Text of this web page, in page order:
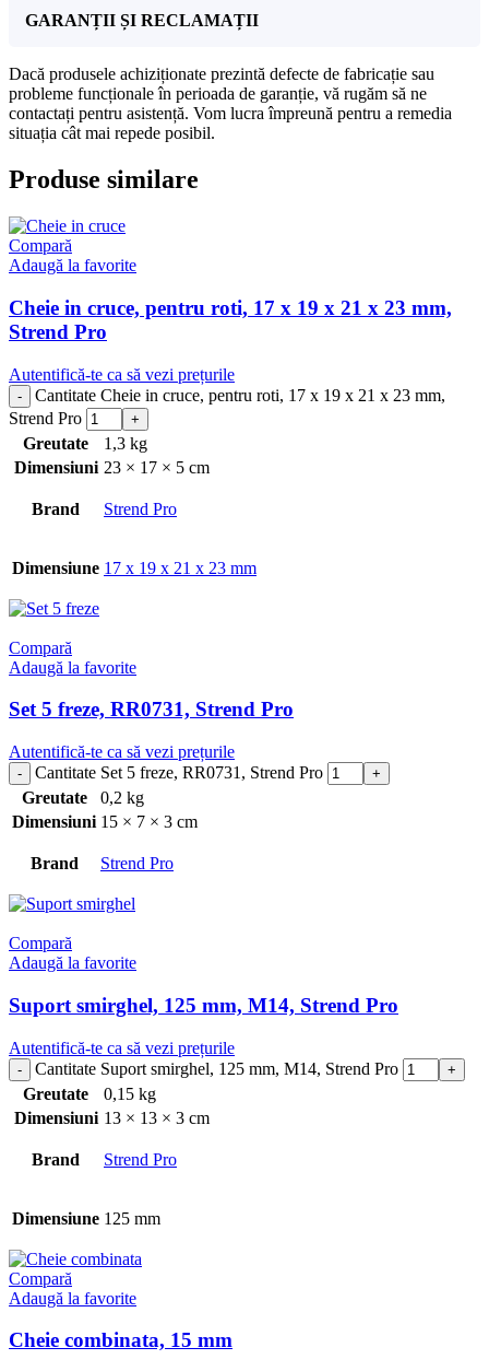
GARANȚII ȘI RECLAMAȚII
Dacă produsele achiziționate prezintă defecte de fabricație sau
probleme funcționale în perioada de garanție, vă rugăm să ne
contactați pentru asistență. Vom lucra împreună pentru a remedia
situația cât mai repede posibil.
Produse similare
Compară
Adaugă la favorite
Cheie in cruce, pentru roti, 17 x 19 x 21 x 23 mm,
Strend Pro
Autentifică-te ca să vezi prețurile
Cantitate Cheie in cruce, pentru roti, 17 x 19 x 21 x 23 mm,
Strend Pro
Greutate
1,3 kg
Dimensiuni 23 × 17 × 5 cm
Brand Strend Pro
Dimensiune 17 x 19 x 21 x 23 mm
Compară
Adaugă la favorite
Set 5 freze, RR0731, Strend Pro
Autentifică-te ca să vezi prețurile
Cantitate Set 5 freze, RR0731, Strend Pro
Greutate
0,2 kg
Dimensiuni 15 × 7 × 3 cm
Brand Strend Pro
Compară
Adaugă la favorite
Suport smirghel, 125 mm, M14, Strend Pro
Autentifică-te ca să vezi prețurile
Cantitate Suport smirghel, 125 mm, M14, Strend Pro
Greutate
0,15 kg
Dimensiuni 13 × 13 × 3 cm
Brand Strend Pro
Dimensiune 125 mm
Compară
Adaugă la favorite
Cheie combinata, 15 mm